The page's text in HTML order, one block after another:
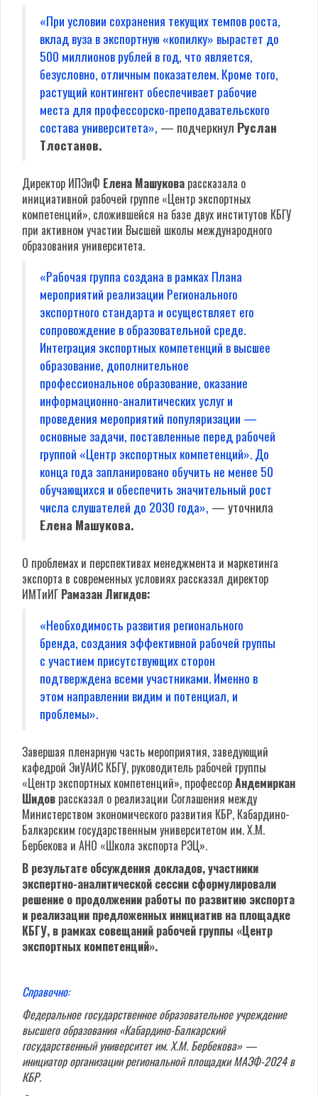
«При условии сохранения текущих темпов роста,
вклад вуза в экспортную «копилку» вырастет до
500 миллионов рублей в год, что является,
безусловно, отличным показателем. Кроме того,
растущий контингент обеспечивает рабочие
места для профессорско-преподавательского
состава университета», — подчеркнул Руслан
Тлостанов.
Директор ИПЭиФ Елена Машукова рассказала о
инициативной рабочей группе «Центр экспортных
компетенций», сложившейся на базе двух институтов КБГУ
при активном участии Высшей школы международного
образования университета.
«Рабочая группа создана в рамках Плана
мероприятий реализации Регионального
экспортного стандарта и осуществляет его
сопровождение в образовательной среде.
Интеграция экспортных компетенций в высшее
образование, дополнительное
профессиональное образование, оказание
информационно-аналитических услуг и
проведения мероприятий популяризации —
основные задачи, поставленные перед рабочей
группой «Центр экспортных компетенций». До
конца года запланировано обучить не менее 50
обучающихся и обеспечить значительный рост
числа слушателей до 2030 года», — уточнила
Елена Машукова.
О проблемах и перспективах менеджмента и маркетинга
экспорта в современных условиях рассказал директор
ИМТиИГ Рамазан Лигидов:
«Необходимость развития регионального
бренда, создания эффективной рабочей группы
с участием присутствующих сторон
подтверждена всеми участниками. Именно в
этом направлении видим и потенциал, и
проблемы».
Завершая пленарную часть мероприятия, заведующий
кафедрой ЭиУАИС КБГУ, руководитель рабочей группы
«Центр экспортных компетенций», профессорАндемиркан
Шидов рассказал о реализации Соглашения между
Министерством экономического развития КБР, Кабардино-
Балкарским государственным университетом им. Х.М.
Бербекова и АНО «Школа экспорта РЭЦ».
В результате обсуждения докладов, участники
экспертно-аналитической сессии сформулировали
решение о продолжении работы по развитию экспорта
и реализации предложенных инициатив на площадке
КБГУ, в рамках совещаний рабочей группы «Центр
экспортных компетенций».
Справочно:
Федеральное государственное образовательное учреждение
высшего образования «Кабардино-Балкарский
государственный университет им. Х.М. Бербекова» —
инициатор организации региональной площадки МАЭФ-2024 в
КБР.